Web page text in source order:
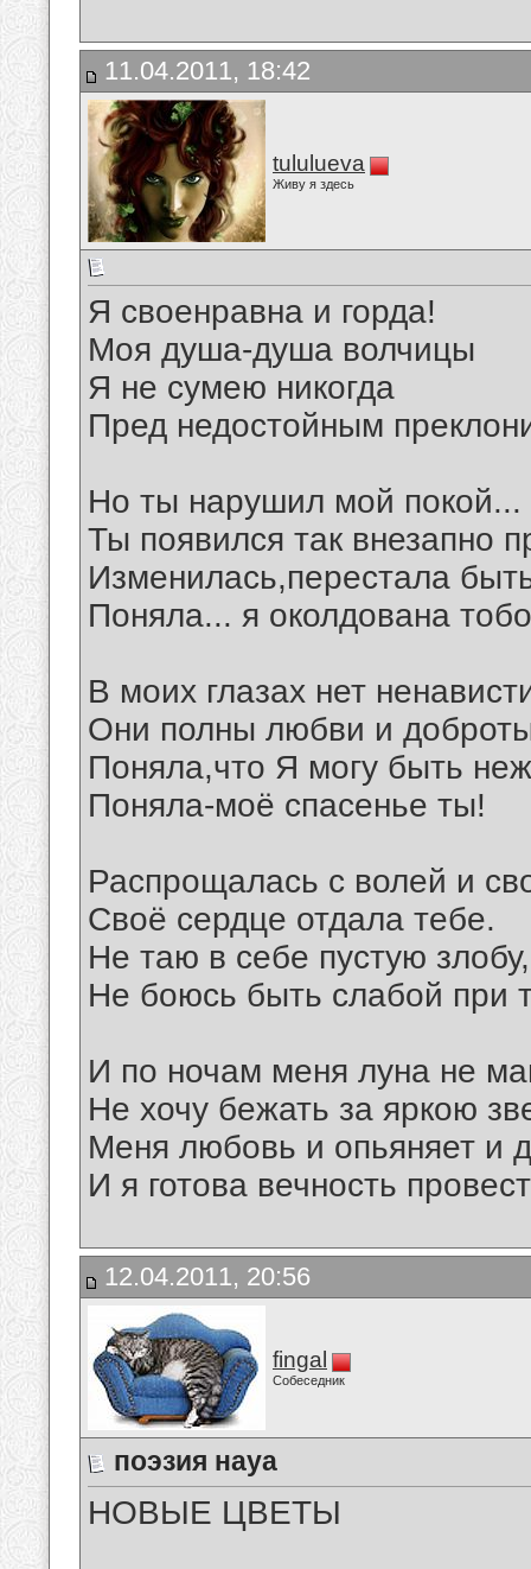
11.04.2011, 18:42
tululueva
Живу я здесь
Я своенравна и горда!
Моя душа-душа волчицы
Я не сумею никогда
Пред недостойным
Но ты нарушил мой покой...
Ты появился так внезапно
Изменилась,перестала
Поняла... я околдована
В моих глазах нет
Они полны любви и
Поняла,что Я могу быть
Поняла-моё спасенье ты!
Распрощалась с волей и
Своё сердце отдала тебе.
Не таю в себе пустую злобу,
Не боюсь быть слабой при
И по ночам меня луна не
Не хочу бежать за яркою
Меня любовь и опьяняет и
И я готова вечность
12.04.2011, 20:56
fingal
Собеседник
поэзия науа
НОВЫЕ ЦВЕТЫ